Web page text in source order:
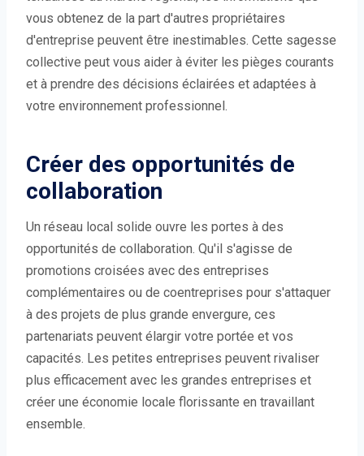
vous obtenez de la part d'autres propriétaires
d'entreprise peuvent être inestimables. Cette sagesse
collective peut vous aider à éviter les pièges courants
et à prendre des décisions éclairées et adaptées à
votre environnement professionnel.
Créer des opportunités de
collaboration
Un réseau local solide ouvre les portes à des
opportunités de collaboration. Qu'il s'agisse de
promotions croisées avec des entreprises
complémentaires ou de coentreprises pour s'attaquer
à des projets de plus grande envergure, ces
partenariats peuvent élargir votre portée et vos
capacités. Les petites entreprises peuvent rivaliser
plus efficacement avec les grandes entreprises et
créer une économie locale florissante en travaillant
ensemble.